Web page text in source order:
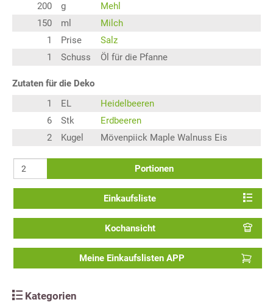
200
g
Mehl
150
ml
Milch
1
Prise
Salz
1
Schuss Öl für die Pfanne
Zutaten für die Deko
1
EL
Heidelbeeren
6
Stk
Erdbeeren
2
Kugel Mövenpiick Maple Walnuss Eis
Portionen
Einkaufsliste
Kochansicht
Meine Einkaufslisten APP
Kategorien